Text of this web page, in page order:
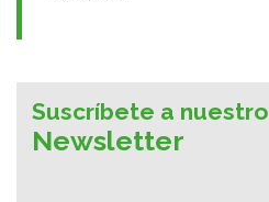
Suscríbete a nuestro
Newsletter